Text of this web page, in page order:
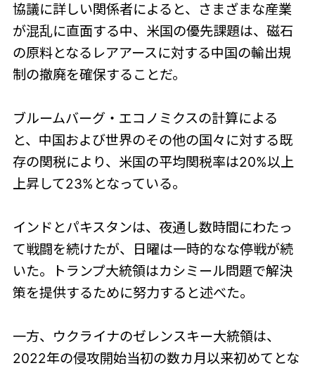
協議に詳しい関係者によると、さまざまな産業
が混乱に直面する中、米国の優先課題は、磁石
の原料となるレアアースに対する中国の輸出規
制の撤廃を確保することだ。
ブルームバーグ・エコノミクスの計算による
と、中国および世界のその他の国々に対する既
存の関税により、米国の平均関税率は20%以上
上昇して23%となっている。
インドとパキスタンは、夜通し数時間にわたっ
て戦闘を続けたが、日曜は一時的なな停戦が続
いた。トランプ大統領はカシミール問題で解決
策を提供するために努力すると述べた。
一方、ウクライナのゼレンスキー大統領は、
2022年の侵攻開始当初の数カ月以来初めてとな